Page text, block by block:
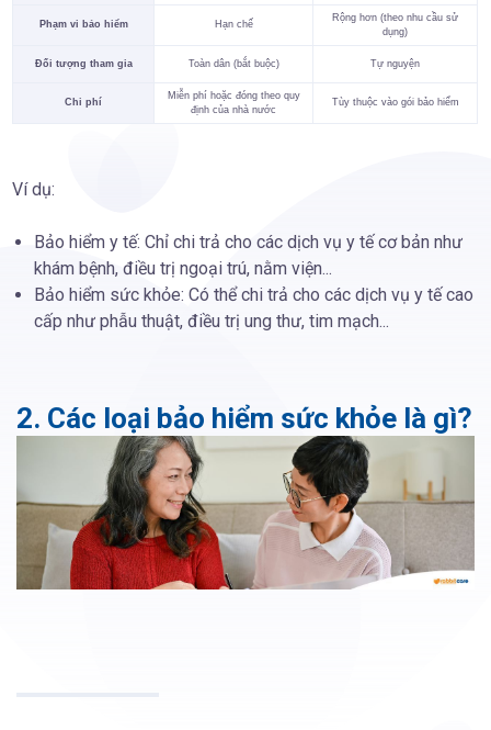
Phạm vi bảo hiểm Hạn chế
Rộng hơn (theo nhu cầu sử
dụng)
Đối tượng tham gia Toàn dân (bắt buộc) Tự nguyện
Chi phí
Miễn phí hoặc đóng theo quy
định của nhà nước
Tùy thuộc vào gói bảo hiểm
Ví dụ:
Bảo hiểm y tế: Chỉ chi trả cho các dịch vụ y tế cơ bản như
khám bệnh, điều trị ngoại trú, nằm viện...
Bảo hiểm sức khỏe: Có thể chi trả cho các dịch vụ y tế cao
cấp như phẫu thuật, điều trị ung thư, tim mạch...
2. Các loại bảo hiểm sức khỏe là gì?